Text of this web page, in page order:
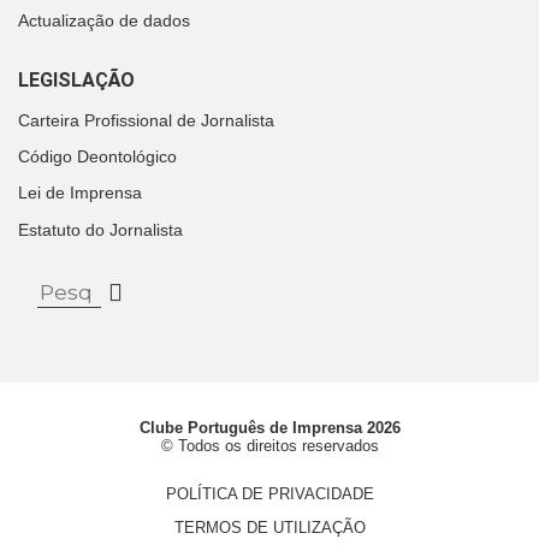
Actualização de dados
LEGISLAÇÃO
Carteira Profissional de Jornalista
Código Deontológico
Lei de Imprensa
Estatuto do Jornalista
Clube Português de Imprensa 2026
© Todos os direitos reservados
POLÍTICA DE PRIVACIDADE
TERMOS DE UTILIZAÇÃO